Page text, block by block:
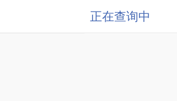
正在查询中